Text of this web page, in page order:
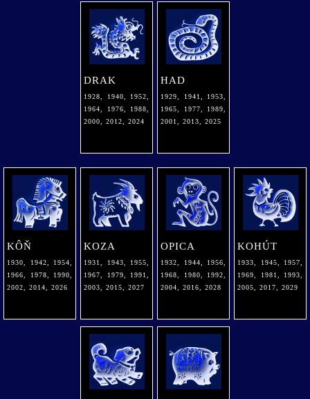
DRAK
1928, 1940, 1952,
1964, 1976, 1988,
2000, 2012, 2024
HAD
1929, 1941, 1953,
1965, 1977, 1989,
2001, 2013, 2025
KÔŇ
1930, 1942, 1954,
1966, 1978, 1990,
2002, 2014, 2026
KOZA
1931, 1943, 1955,
1967, 1979, 1991,
2003, 2015, 2027
OPICA
1932, 1944, 1956,
1968, 1980, 1992,
2004, 2016, 2028
KOHÚT
1933, 1945, 1957,
1969, 1981, 1993,
2005, 2017, 2029